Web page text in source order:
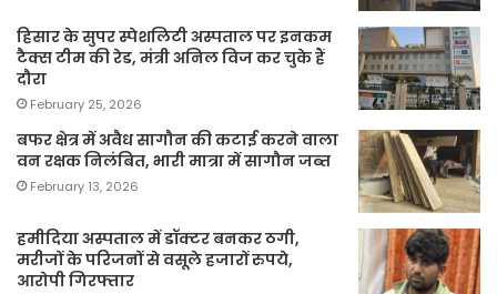
हिसार के सुपर स्पेशलिटी अस्पताल पर इनकम
टैक्स टीम की रेड, मंत्री अनिल विज कर चुके हैं
दौरा
February 25, 2026
बफर क्षेत्र में अवैध सागौन की कटाई करने वाला
वन रक्षक निलंबित, भारी मात्रा में सागौन जब्त
February 13, 2026
हमीदिया अस्पताल में डॉक्टर बनकर ठगी,
मरीजों के परिजनों से वसूले हजारों रुपये,
आरोपी गिरफ्तार